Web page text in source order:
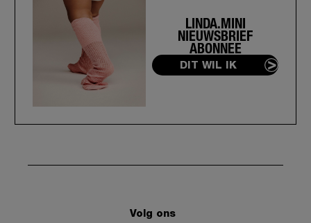
LINDA.MINI
NIEUWSBRIEF
ABONNEE
DIT WIL IK
Volg ons